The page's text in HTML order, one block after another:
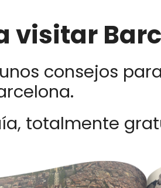
visitar
consejos
totalmente